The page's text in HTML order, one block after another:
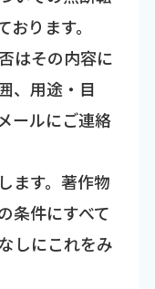
ります。
はその内容に
、用途・目
ールにご連絡
ます。著作物
条件にすべて
しにこれをみ